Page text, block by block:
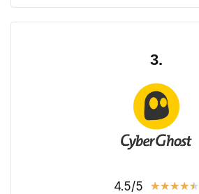
3.
4.5/5 ★★★★★